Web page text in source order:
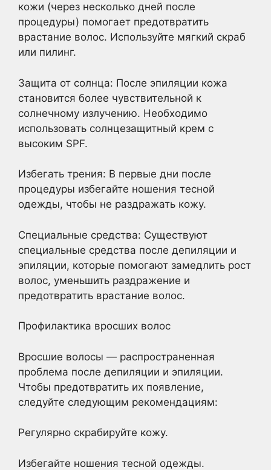
кожи (через несколько дней после
процедуры) помогает предотвратить
врастание волос. Используйте мягкий скраб
или пилинг.
Защита от солнца: После эпиляции кожа
становится более чувствительной к
солнечному излучению. Необходимо
использовать солнцезащитный крем с
высоким SPF.
Избегать трения: В первые дни после
процедуры избегайте ношения тесной
одежды, чтобы не раздражать кожу.
Специальные средства: Существуют
специальные средства после депиляции и
эпиляции, которые помогают замедлить рост
волос, уменьшить раздражение и
предотвратить врастание волос.
Профилактика вросших волос
Вросшие волосы — распространенная
проблема после депиляции и эпиляции.
Чтобы предотвратить их появление,
следуйте следующим рекомендациям:
Регулярно скрабируйте кожу.
Избегайте ношения тесной одежды.